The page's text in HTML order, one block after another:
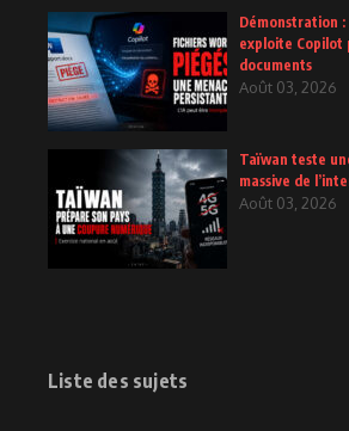
Démonstration
exploite Copilot
documents
Août 03, 2026
Taïwan teste
massive de
Août 03, 2026
Liste des sujets